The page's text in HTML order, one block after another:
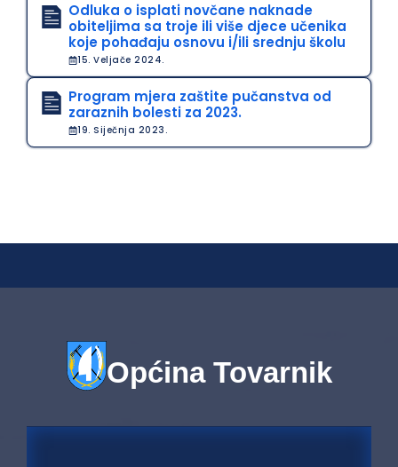
Odluka o isplati novčane naknade
obiteljima sa troje ili više djece učenika
koje pohađaju osnovu i/ili srednju školu
15. Veljače 2024.
Program mjera zaštite pučanstva od
zaraznih bolesti za 2023.
19. Siječnja 2023.
Općina Tovarnik